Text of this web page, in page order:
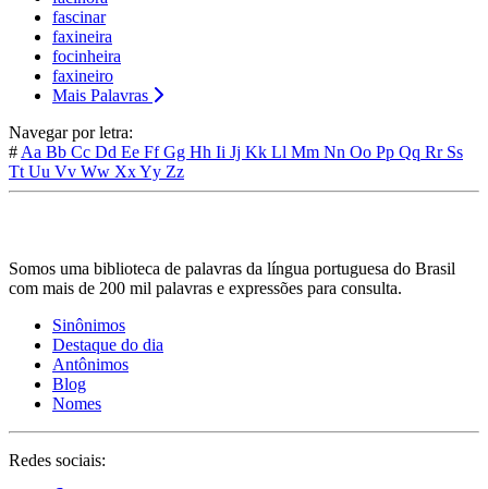
fascinar
faxineira
focinheira
faxineiro
Mais Palavras
Navegar por letra:
# Aa Bb Cc Dd Ee FfGg Hh Ii Jj Kk Ll Mm Nn Oo Pp Qq Rr Ss
Tt Uu Vv Ww XxYy Zz
Somos uma biblioteca de palavras da língua portuguesa do Brasil
com mais de 200 mil palavras e expressões para consulta.
Sinônimos
Destaque do dia
Antônimos
Blog
Nomes
Redes sociais: